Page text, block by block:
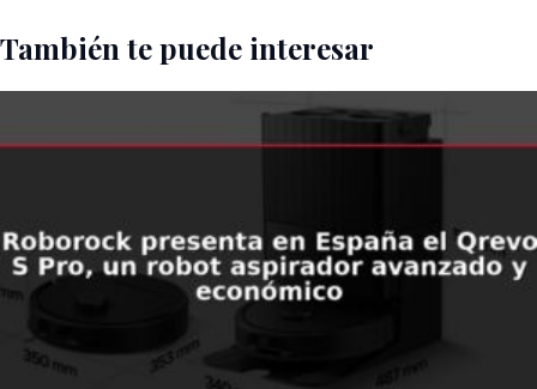
También te puede interesar